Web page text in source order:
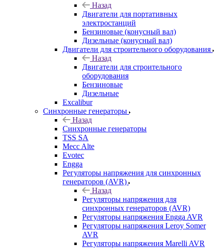
Назад
Двигатели для портативных
электростанций
Бензиновые (конусный вал)
Дизельные (конусный вал)
Двигатели для строительного оборудования
Назад
Двигатели для строительного
оборудования
Бензиновые
Дизельные
Excalibur
Синхронные генераторы
Назад
Синхронные генераторы
TSS SA
Mecc Alte
Evotec
Engga
Регуляторы напряжения для синхронных
генераторов (AVR)
Назад
Регуляторы напряжения для
синхронных генераторов (AVR)
Регуляторы напряжения Engga AVR
Регуляторы напряжения Leroy Somer
AVR
Регуляторы напряжения Marelli AVR